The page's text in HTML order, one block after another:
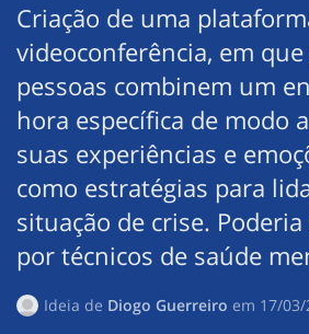
Criação de uma
videoconferência, em
pessoas combinem um
hora específica de modo
suas experiências e
como estratégias para
situação de crise.
por técnicos de saúde
Ideia de Diogo Guerreiro em ‎17/